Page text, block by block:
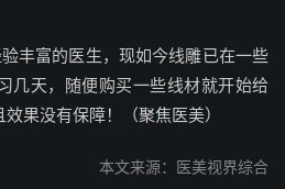
丰富的医生，现如今线雕已在一些
几天，随便购买一些线材就开始给
果没有保障！（聚焦医美）
本文来源：医美视界综合